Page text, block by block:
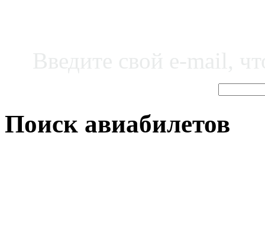
Поиск авиабилетов